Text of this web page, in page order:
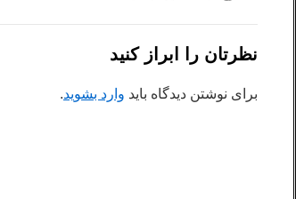
نظرتان را ابراز کنید
برای نوشتن دیدگاه باید وارد بشوید.